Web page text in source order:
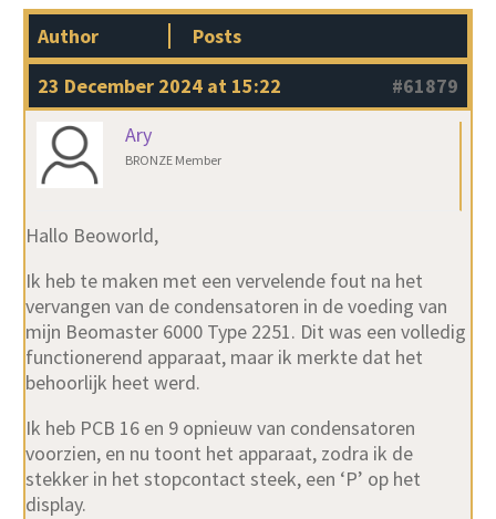
Author
Posts
23 December 2024 at 15:22
#61879
Ary
BRONZE Member
Hallo Beoworld,
Ik heb te maken met een vervelende fout na het
vervangen van de condensatoren in de voeding van
mijn Beomaster 6000 Type 2251. Dit was een volledig
functionerend apparaat, maar ik merkte dat het
behoorlijk heet werd.
Ik heb PCB 16 en 9 opnieuw van condensatoren
voorzien, en nu toont het apparaat, zodra ik de
stekker in het stopcontact steek, een ‘P’ op het
display.